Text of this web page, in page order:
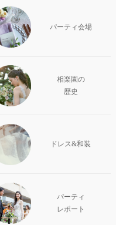
パーティ会場
相楽園の
歴史
ドレス&和装
パーティ
レポート